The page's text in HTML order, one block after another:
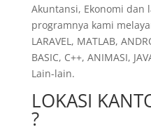
Akuntansi, Ekonomi dan
programnya kami
LARAVEL, MATLAB,
BASIC, C++, ANIMASI,
Lain-lain.
LOKASI
?